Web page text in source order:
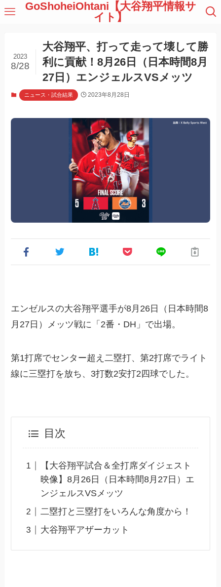
GoShoheiOhtani【大谷翔平情報サ
イト】
大谷翔平、打って走って壊して勝
利に貢献！8月26日（日本時間8月
27日）エンジェルスVSメッツ
2023
8/28
ニュース・試合結果 2023年8月28日
エンゼルスの大谷翔平選手が8月26日（日本時間8
月27日）メッツ戦に「2番・DH」で出場。
第1打席でセンター超え二塁打、第2打席でライト
線に三塁打を放ち、3打数2安打2四球でした。
目次
【大谷翔平試合＆全打席ダイジェスト
映像】8月26日（日本時間8月27日）エ
ンジェルスVSメッツ
二塁打と三塁打をいろんな角度から！
大谷翔平アザーカット